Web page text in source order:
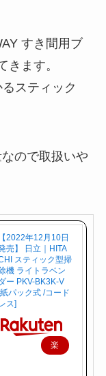
すき間用ブ
きます。
スティック
ので取扱いや
【2022年12月10日
売】 日立｜HITA
スティック型掃
機 ライトラベン
ー PKV-BK3K-V
[紙パック式 /コード
ス]
楽